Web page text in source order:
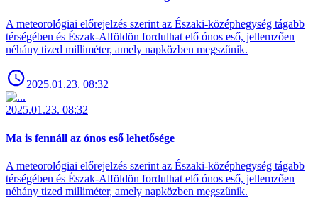
A meteorológiai előrejelzés szerint az Északi-középhegység tágabb
térségében és Észak-Alföldön fordulhat elő ónos eső, jellemzően
néhány tized milliméter, amely napközben megszűnik.
2025.01.23. 08:32
2025.01.23. 08:32
Ma is fennáll az ónos eső lehetősége
A meteorológiai előrejelzés szerint az Északi-középhegység tágabb
térségében és Észak-Alföldön fordulhat elő ónos eső, jellemzően
néhány tized milliméter, amely napközben megszűnik.